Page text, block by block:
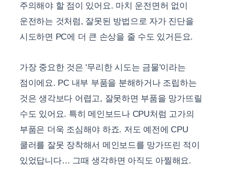
주의해야 할 점이 있어요. 마치 운전면허 없이
운전하는 것처럼, 잘못된 방법으로 자가 진단을
시도하면 PC에 더 큰 손상을 줄 수도 있거든요.
가장 중요한 것은 '무리한 시도는 금물'이라는
점이에요. PC 내부 부품을 분해하거나 조립하는
것은 생각보다 어렵고, 잘못하면 부품을 망가뜨릴
수도 있어요. 특히 메인보드나 CPU처럼 고가의
부품은 더욱 조심해야 하죠. 저도 예전에 CPU
쿨러를 잘못 장착해서 메인보드를 망가뜨린 적이
있었답니다… 그때 생각하면 아직도 아찔해요.